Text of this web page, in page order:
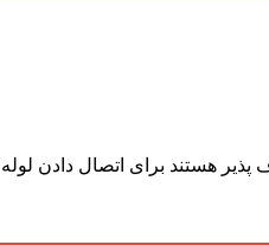
هستند برای اتصال دادن لوله